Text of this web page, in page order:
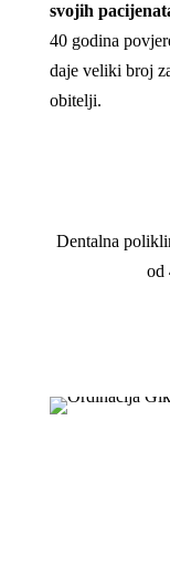
svojih
40 godina
daje veliki broj
obitelji.
Dentalna
od